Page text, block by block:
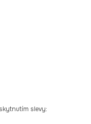
slevy: